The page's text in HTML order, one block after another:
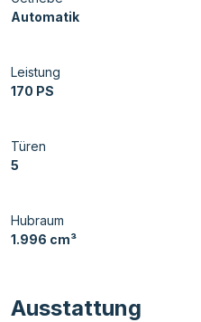
Automatik
Leistung
170 PS
Türen
5
Hubraum
1.996 cm³
Ausstattung